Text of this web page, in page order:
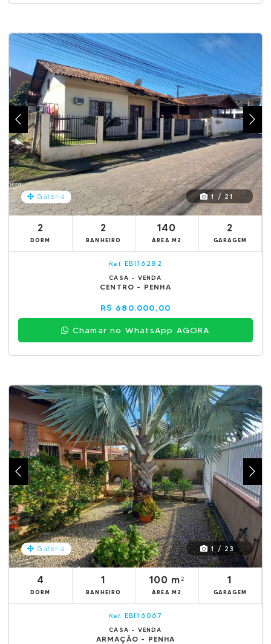
Galeria 1 / 21
2
DORM
2
BANHEIRO
140
ÁREA M2
2
GARAGEM
Ref. EBI16282
CASA - VENDA
CENTRO - PENHA
R$ 680.000,00
Chamar no WhatsApp AGORA
Galeria 1 / 23
4
DORM
1
BANHEIRO
100 m²
ÁREA M2
1
GARAGEM
Ref. EBI16067
CASA - VENDA
ARMAÇÃO - PENHA